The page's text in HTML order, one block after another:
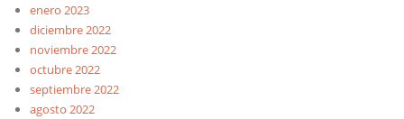
enero 2023
diciembre 2022
noviembre 2022
octubre 2022
septiembre 2022
agosto 2022